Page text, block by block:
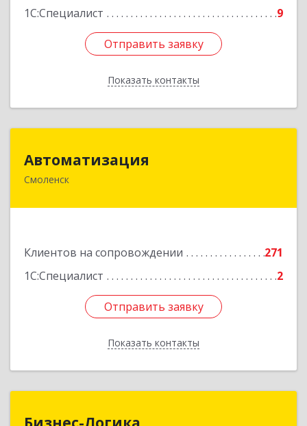
1С:Специалист
9
Отправить заявку
Показать контакты
Отправить заявку
Назад
Автоматизация
Смоленск
Клиентов на сопровождении
271
1С:Специалист
2
Отправить заявку
Показать контакты
214019, Смоленская обл, Смоленск г, Марии
Отправить заявку
Назад